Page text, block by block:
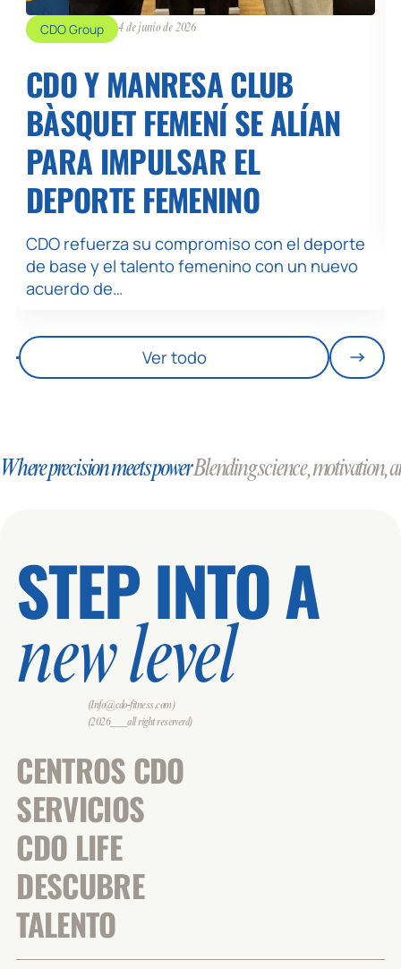
CDO Group 4 de junio de 2026
CDO Y MANRESA CLUB
BÀSQUET FEMENÍ SE ALÍAN
PARA IMPULSAR EL
DEPORTE FEMENINO
CDO refuerza su compromiso con el deporte
de base y el talento femenino con un nuevo
acuerdo de…
Ver todo
Where precision meets powerBlending science, motivation,
STEP INTO A
new level
(Info@cdo-fitness.com)
(2026___all right reserverd)
CENTROS CDO
SERVICIOS
CDO LIFE
DESCUBRE
TALENTO